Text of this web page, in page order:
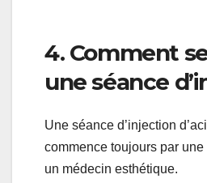
4. Comment
une séance
Une séance d’injection
commence toujours par
un médecin esthétique.